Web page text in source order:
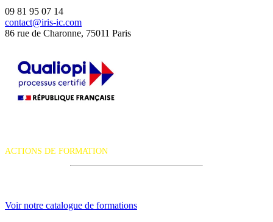
09 81 95 07 14
contact@iris-ic.com
86 rue de Charonne, 75011 Paris
ACTIONS DE FORMATION
Voir notre catalogue de formations